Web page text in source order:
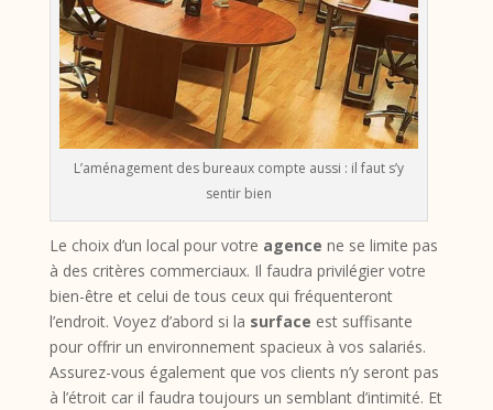
L’aménagement des bureaux compte aussi : il faut s’y
sentir bien
Le choix d’un local pour votre agence ne se limite pas
à des critères commerciaux. Il faudra privilégier votre
bien-être et celui de tous ceux qui fréquenteront
l’endroit. Voyez d’abord si la surface est suffisante
pour offrir un environnement spacieux à vos salariés.
Assurez-vous également que vos clients n’y seront pas
à l’étroit car il faudra toujours un semblant d’intimité. Et